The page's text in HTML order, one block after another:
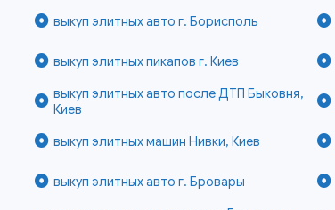
выкуп элитных авто г. Борисполь
выкуп элитных пикапов г. Киев
выкуп элитных авто после ДТП Быковня,
Киев
выкуп элитных машин Нивки, Киев
выкуп элитных авто г. Бровары